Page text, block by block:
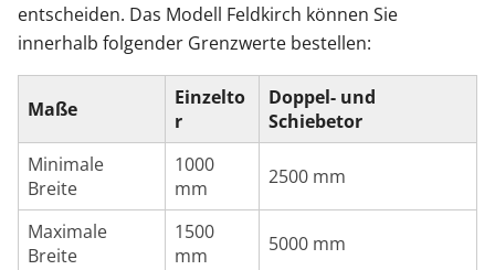
entscheiden. Das Modell Feldkirch können Sie
innerhalb folgender Grenzwerte bestellen:
Maße
Einzelto
r
Doppel- und
Schiebetor
Minimale
Breite
1000
mm
2500 mm
Maximale
Breite
1500
mm
5000 mm